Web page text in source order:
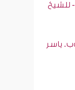
للشيخ
ياسر